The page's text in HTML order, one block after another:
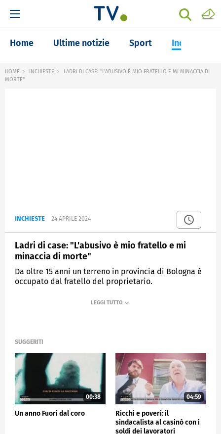
Home Ultime notizie Sport Inchieste
HOME INCHIESTE
LADRI DI CASE: "L'ABUSIVO È MIO FRATELLO E MI MINACCIA DI
MORTE"
INCHIESTE 24 APRILE 2024
Ladri di case: "L'abusivo è mio fratello e mi
minaccia di morte"
Da oltre 15 anni un terreno in provincia di Bologna è
occupato dal fratello del proprietario.
FUORI DAL CORO
SUGGERITI
00:38
Un anno Fuori dal coro
04:59
Ricchi e poveri: il
sindacalista al casinò con i
soldi dei lavoratori